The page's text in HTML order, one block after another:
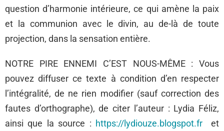
question d’harmonie intérieure, ce qui amène la paix
et la communion avec le divin, au de-là de toute
projection, dans la sensation entière.
NOTRE PIRE ENNEMI C’EST NOUS-MÊME : Vous
pouvez diffuser ce texte à condition d’en respecter
l’intégralité, de ne rien modifier (sauf correction des
fautes d’orthographe), de citer l’auteur : Lydia Féliz,
ainsi que la source : https://lydiouze.blogspot.fr et